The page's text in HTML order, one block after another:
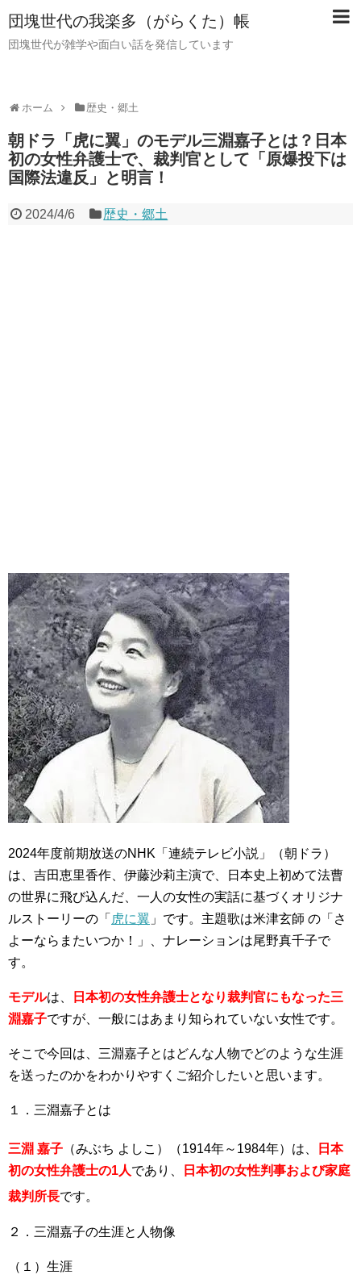
団塊世代の我楽多（がらくた）帳
団塊世代が雑学や面白い話を発信しています
ホーム 歴史・郷土
朝ドラ「虎に翼」のモデル三淵嘉子とは？日本
初の女性弁護士で、裁判官として「原爆投下は
国際法違反」と明言！
2024/4/6 歴史・郷土
2024年度前期放送のNHK「連続テレビ小説」（朝ドラ）
は、吉田恵里香作、伊藤沙莉主演で、日本史上初めて法曹
の世界に飛び込んだ、一人の女性の実話に基づくオリジナ
ルストーリーの「 虎に翼 」です。主題歌は米津玄師 の「さ
よーならまたいつか！」、ナレーションは尾野真千子で
す。
モデルは、 日本初の女性弁護士となり裁判官にもなった三
淵嘉子ですが、一般にはあまり知られていない女性です。
そこで今回は、三淵嘉子とはどんな人物でどのような生涯
を送ったのかをわかりやすくご紹介したいと思います。
１．三淵嘉子とは
三淵 嘉子 （みぶち よしこ）（1914年～1984年） は、
日本
初の女性弁護士の1人であり、 日本初の女性判事および家庭
裁判所長です。
２．三淵嘉子の生涯と人物像
（１）生涯